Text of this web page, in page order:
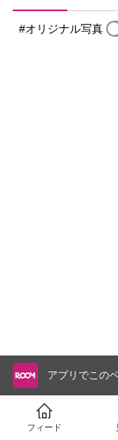
#オリジナル写真
アプリでこの
フィード